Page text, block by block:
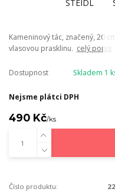
Kameninový tác, značený, 20
vlasovou prasklinu. celý popis
Dostupnost Skladem 1
Nejsme plátci DPH
490 Kč/ks
Číslo produktu: